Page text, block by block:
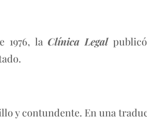
1976, la Clínica Legal
y contundente. En una